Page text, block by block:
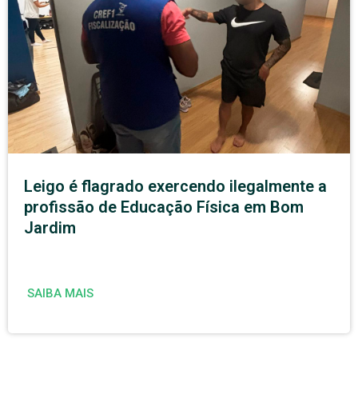
Leigo é flagrado exercendo ilegalmente a
profissão de Educação Física em Bom
Jardim
SAIBA MAIS